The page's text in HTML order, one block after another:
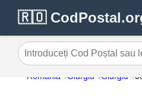
🇷🇴
Introduceți Cod Poștal sau
România Giurgiu Giurgiu